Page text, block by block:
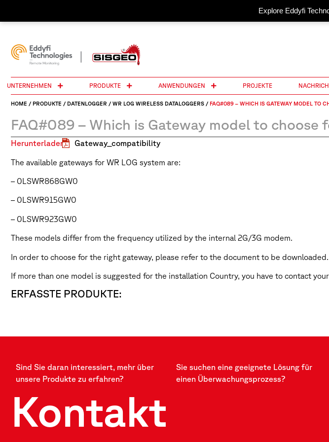
Explore Eddyfi
UNTERNEHMEN PRODUKTE ANWENDUNGEN PROJEKTE
HOME / PRODUKTE / DATENLOGGER / WR LOG WIRELESS DATALOGGERS / FAQ#089 – WHICH IS GATEWAY MODEL TO
FAQ#089 – Which is Gateway model to choose
Herunterladen: Gateway_compatibility
The available gateways for WR LOG system are:
– 0LSWR868GW0
– 0LSWR915GW0
– 0LSWR923GW0
These models differ from the frequency utilized by the internal 2G/3G modem.
In order to choose for the right gateway, please refer to the document to be downloaded.
If more than one model is suggested for the installation Country, you have to contact
ERFASSTE PRODUKTE:
Sind Sie daran interessiert, mehr über
unsere Produkte zu erfahren?
Sie suchen eine geeignete Lösung für
einen Überwachungsprozess?
Kontakt